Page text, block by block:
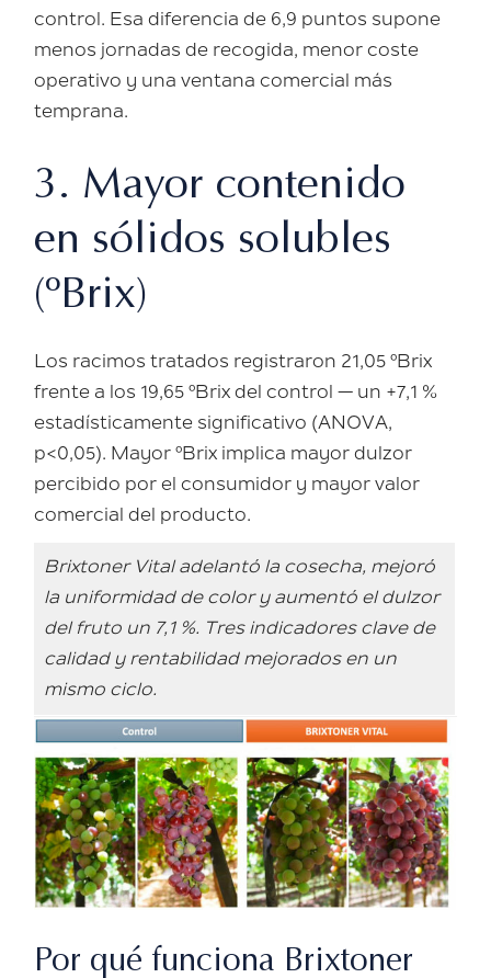
control . Esa diferencia de 6,9 puntos supone
menos jornadas de recogida, menor coste
operativo y una ventana comercial más
temprana.
3. Mayor contenido
en sólidos solubles
(ºBrix)
Los racimos tratados registraron 21,05 ºBrix
frente a los 19,65 ºBrix del control — un +7,1 %
estadísticamente significativo (ANOVA,
p<0,05). Mayor ºBrix implica mayor dulzor
percibido por el consumidor y mayor valor
comercial del producto.
Brixtoner Vital adelantó la cosecha, mejoró
la uniformidad de color y aumentó el dulzor
del fruto un 7,1 %. Tres indicadores clave de
calidad y rentabilidad mejorados en un
mismo ciclo.
Por qué funciona Brixtoner